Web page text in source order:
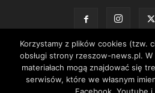
Kontakt Polityka prywatności
Korzystamy z plików cookies (tzw.
obsługi strony rzeszow-news.pl.
materiałach mogą znajdować się
serwisów, które we własnym